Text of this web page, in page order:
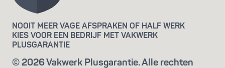
NOOIT MEER VAGE AFSPRAKEN OF HALF WERK
KIES VOOR EEN BEDRIJF MET VAKWERK
PLUSGARANTIE
© 2026 Vakwerk Plusgarantie. Alle rechten